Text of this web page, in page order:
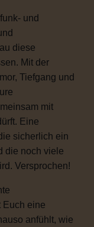
und
diese
Mit der
Tiefgang und
mit
Eine
sicherlich ein
die noch viele
Versprochen!
Euch eine
anfühlt, wie